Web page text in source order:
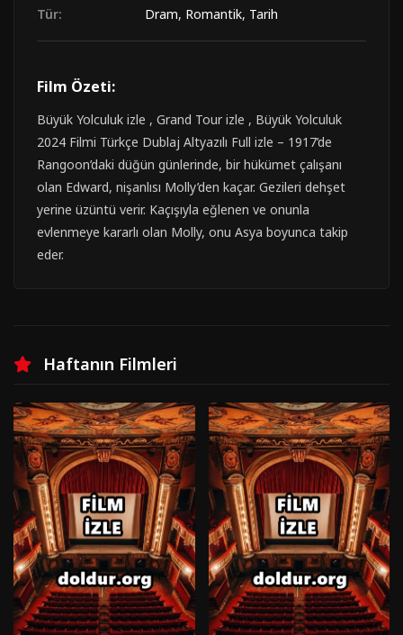
Tür:
Dram, Romantik, Tarih
Film Özeti:
Büyük Yolculuk izle , Grand Tour izle , Büyük Yolculuk
2024 Filmi Türkçe Dublaj Altyazılı Full izle – 1917’de
Rangoon’daki düğün günlerinde, bir hükümet çalışanı
olan Edward, nişanlısı Molly’den kaçar. Gezileri dehşet
yerine üzüntü verir. Kaçışıyla eğlenen ve onunla
evlenmeye kararlı olan Molly, onu Asya boyunca takip
eder.
Haftanın Filmleri